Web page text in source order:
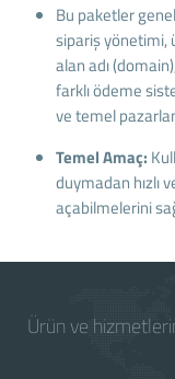
Bu paketler
sipariş yönetimi,
alan adı
farklı ödeme
ve temel
Temel Amaç:
duymadan hızlı
açabilmelerini
Ürün ve